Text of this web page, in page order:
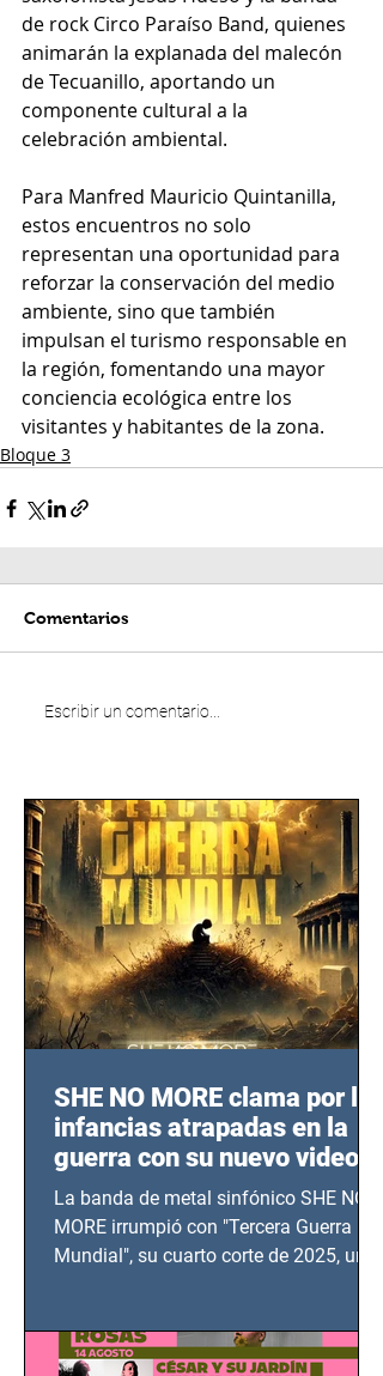
de rock Circo Paraíso Band, quienes
animarán la explanada del malecón
de Tecuanillo, aportando un
componente cultural a la
celebración ambiental.
Para Manfred Mauricio Quintanilla,
estos encuentros no solo
representan una oportunidad para
reforzar la conservación del medio
ambiente, sino que también
impulsan el turismo responsable en
la región, fomentando una mayor
conciencia ecológica entre los
visitantes y habitantes de la zona.
Bloque 3
Comentarios
Escribir un comentario...
SHE NO MORE clama por las
infancias atrapadas en la
guerra con su nuevo video
TERCERA GUERRA
MUNDIAL
La banda de metal sinfónico SHE NO
MORE irrumpió con "Tercera Guerra
Mundial", su cuarto corte de 2025, un
bélicos.